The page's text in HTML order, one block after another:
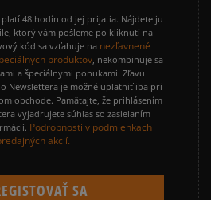
48 hodín od jej prijatia. Nájdete ju
ktorý vám pošleme po kliknutí na
kód sa vzťahuje na nezľavnené
produktov, nekombinuje sa
a špeciálnymi ponukami. Zľavu
Newslettera je možné uplatniť iba pri
obchode. Pamätajte, že prihlásením
vyjadrujete súhlas so zasielaním
Podrobnosti v podmienkach
akcií.